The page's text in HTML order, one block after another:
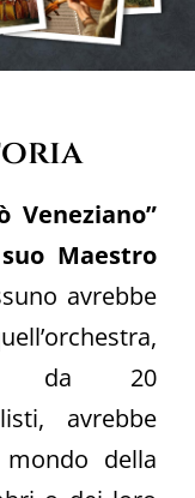
Veneziano”
Maestro
avrebbe
da 20
avrebbe
della